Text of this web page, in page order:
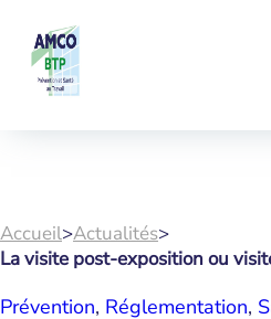
Accueil>Actualités>
La visite post-exposition ou
Prévention, Réglementation,